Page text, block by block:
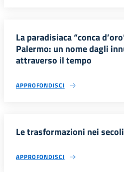
La paradisiaca “conca
Palermo: un nome dagli
attraverso il tempo
APPROFONDISCI
Le trasformazioni nei secoli
APPROFONDISCI